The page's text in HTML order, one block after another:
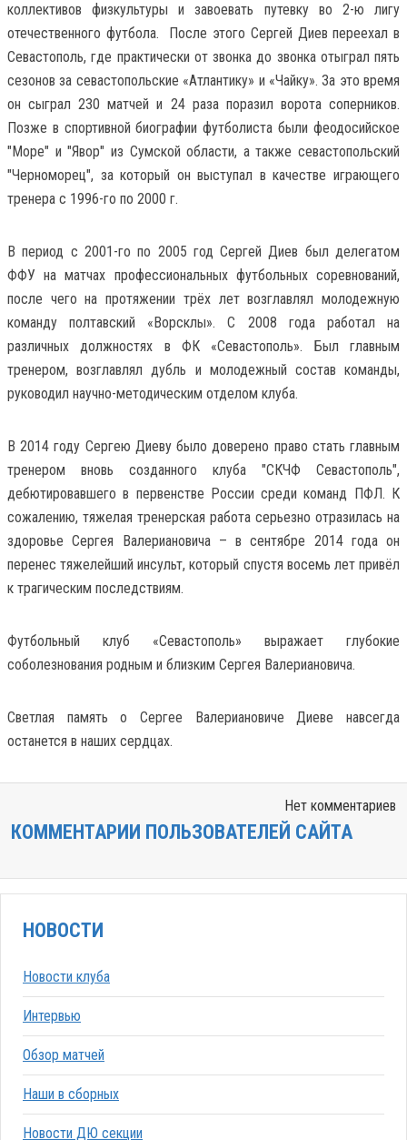
коллективов физкультуры и завоевать путевку во 2-ю лигу
отечественного футбола. После этого Сергей Диев переехал в
Севастополь, где практически от звонка до звонка отыграл пять
сезонов за севастопольские «Атлантику» и «Чайку». За это время
он сыграл 230 матчей и 24 раза поразил ворота соперников.
Позже в спортивной биографии футболиста были феодосийское
"Море" и "Явор" из Сумской области, а также севастопольский
"Черноморец", за который он выступал в качестве играющего
тренера с 1996-го по 2000 г.
В период с 2001-го по 2005 год Сергей Диев был делегатом
ФФУ на матчах профессиональных футбольных соревнований,
после чего на протяжении трёх лет возглавлял молодежную
команду полтавский «Ворсклы». С 2008 года работал на
различных должностях в ФК «Севастополь». Был главным
тренером, возглавлял дубль и молодежный состав команды,
руководил научно-методическим отделом клуба.
В 2014 году Сергею Диеву было доверено право стать главным
тренером вновь созданного клуба "СКЧФ Севастополь",
дебютировавшего в первенстве России среди команд ПФЛ. К
сожалению, тяжелая тренерская работа серьезно отразилась на
здоровье Сергея Валериановича – в сентябре 2014 года он
перенес тяжелейший инсульт, который спустя восемь лет привёл
к трагическим последствиям.
Футбольный клуб «Севастополь» выражает глубокие
соболезнования родным и близким Сергея Валериановича.
Светлая память о Сергее Валериановиче Диеве навсегда
останется в наших сердцах.
Нет комментариев
КОММЕНТАРИИ ПОЛЬЗОВАТЕЛЕЙ САЙТА
НОВОСТИ
Новости клуба
Интервью
Обзор матчей
Наши в сборных
Новости ДЮ секции